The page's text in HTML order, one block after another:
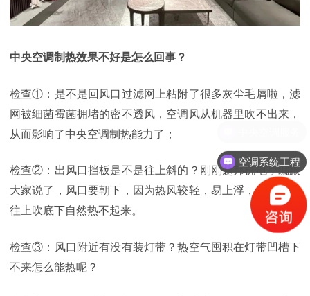
中央空调制热效果不好是怎么回事？
检查①：是不是回风口过滤网上粘附了很多灰尘毛屑啦，滤
网被细菌霉菌拥堵的密不透风，空调风从机器里吹不出来，
从而影响了中央空调制热能力了；
检查②：出风口挡板是不是往上斜的？刚刚越邦机电小编跟
大家说了，风口要朝下，因为热风较轻，易上浮，你把热风
往上吹底下自然热不起来。
检查③：风口附近有没有装灯带？热空气囤积在灯带凹槽下
不来怎么能热呢？
空调系统工程